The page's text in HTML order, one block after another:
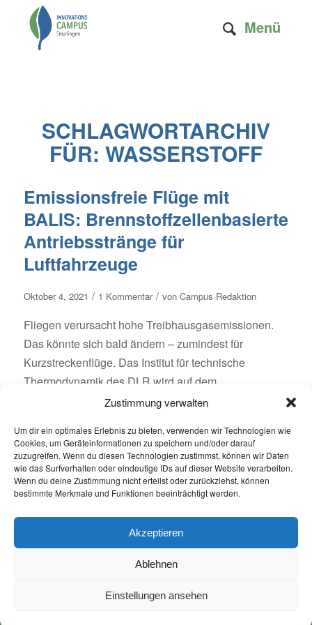
Zustimmung verwalten
Um dir ein optimales Erlebnis zu bieten, verwenden wir Technologien wie
Cookies, um Geräteinformationen zu speichern und/oder darauf
zuzugreifen. Wenn du diesen Technologien zustimmst, können wir Daten
wie das Surfverhalten oder eindeutige IDs auf dieser Website verarbeiten.
Wenn du deine Zustimmung nicht erteilst oder zurückziehst, können
bestimmte Merkmale und Funktionen beeinträchtigt werden.
Akzeptieren
Ablehnen
Einstellungen ansehen
Menü
SCHLAGWORTARCHIV
FÜR: WASSERSTOFF
Emissionsfreie Flüge mit
BALIS: Brennstoffzellenbasierte
Antriebsstränge für
Luftfahrzeuge
Oktober 4, 2021 / 1 Kommentar / von Campus Redaktion
Fliegen verursacht hohe Treibhausgasemissionen.
Das könnte sich bald ändern – zumindest für
Kurzstreckenflüge. Das Institut für technische
Thermodynamik des DLR wird auf dem
Innovationscampus Empfingen eine Testumgebung
Antriebstrang für Flugzeuge mit emissionsfreiem
Multi-Megawatt-Antrieb errichten.
© Copyright - Innovationscampus Empfingen